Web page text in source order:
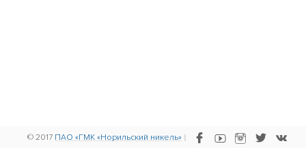
© 2017 ПАО «ГМК «Норильский никель»